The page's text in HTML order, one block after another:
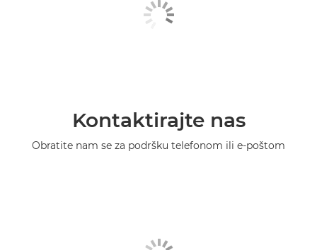
Kontaktirajte nas
Obratite nam se za podršku telefonom ili e-poštom